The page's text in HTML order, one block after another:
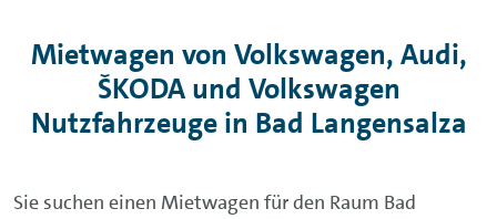
Mietwagen von Volkswagen, Audi,
ŠKODA und Volkswagen
Nutzfahrzeuge in Bad Langensalza
Sie suchen einen Mietwagen für den Raum Bad